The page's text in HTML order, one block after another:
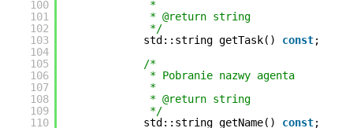
100
101
102
103
104
105
106
107
108
109
110
*
* @return string
*/
std::string getTask() const;
/*
* Pobranie nazwy agenta
*
* @return string
*/
std::string getName() const;